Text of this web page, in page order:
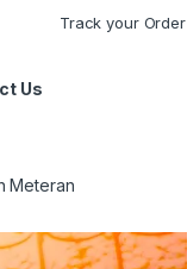
Track your Order
Us
Meteran